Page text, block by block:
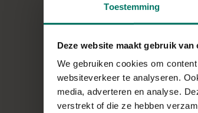
Toestemming
Deze website maakt gebruik van
We gebruiken cookies om
websiteverkeer te analyseren.
media, adverteren en analyse.
verstrekt of die ze hebben
Op zoek naar een
eenvoudig, lekker en
Bereidingstijd: 15 + 10